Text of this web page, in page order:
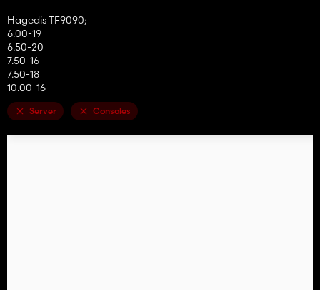
Hagedis TF9090;
6.00-19
6.50-20
7.50-16
7.50-18
10.00-16
Server Consoles